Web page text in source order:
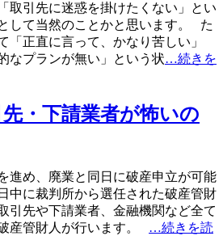
取引先に迷惑を掛けたくない」とい
して当然のことかと思います。 た
「正直に言って、かなり苦しい」
なプランが無い」という状…続きを
・下請業者が怖いの
進め、廃業と同日に破産申立が可能
中に裁判所から選任された破産管財
引先や下請業者、金融機関など全て
産管財人が行います。 …続きを読